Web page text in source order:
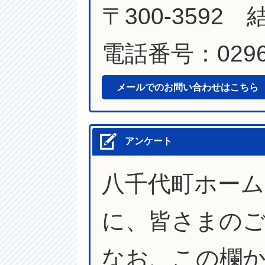
〒300-3592
電話番号：
メールでのお問い合わせはこちら
アンケート
八千代町ホー
に、皆さまの
なお、この欄